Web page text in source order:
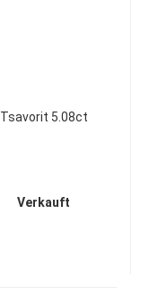
Tsavorit 5.08ct
Verkauft